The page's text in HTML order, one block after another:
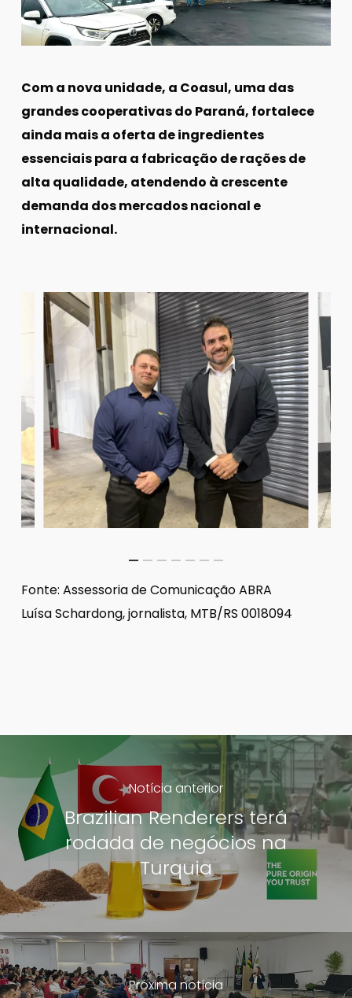
Com a nova unidade, a Coasul, uma das
grandes cooperativas do Paraná, fortalece
ainda mais a oferta de ingredientes
essenciais para a fabricação de rações de
alta qualidade, atendendo à crescente
demanda dos mercados nacional e
internacional.
Fonte: Assessoria de Comunicação ABRA
Luísa Schardong, jornalista, MTB/RS 0018094
Notícia anterior
Brazilian Renderers terá
rodada de negócios na
Turquia
Próxima notícia